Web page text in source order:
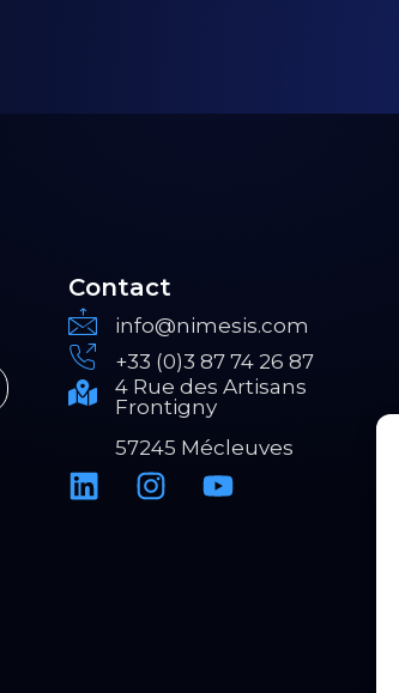
Contact
info@nimesis.com
+33 (0)3 87 74 26 87
4 Rue des Artisans
Frontigny
57245 Mécleuves